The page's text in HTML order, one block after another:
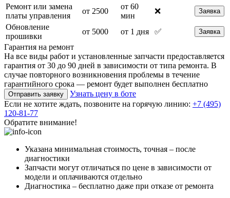
Ремонт или замена
платы управления
от 2500
от 60
мин
❌ Заявка
Обновление
прошивки
от 5000 от 1 дня ✅ Заявка
Гарантия на ремонт
На все виды работ и установленные запчасти предоставляется
гарантия от 30 до 90 дней в зависимости от типа ремонта. В
случае повторного возникновения проблемы в течение
гарантийного срока — ремонт будет выполнен бесплатно
Отправить заявку
Узнать цену в боте
Если не хотите ждать, позвоните на горячую линию: +7 (495)
120-81-77
Обратите внимание!
Указана минимальная стоимость, точная – после
диагностики
Запчасти могут отличаться по цене в зависимости от
модели и оплачиваются отдельно
Диагностика – бесплатно даже при отказе от ремонта